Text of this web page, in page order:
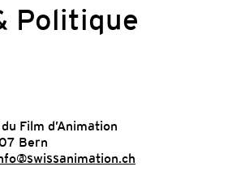
Politique
Film d’Animation
Bern